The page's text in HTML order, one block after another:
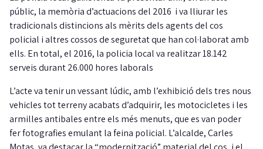
públic, la memòria d’actuacions del 2016 i va lliurar les
tradicionals distincions als mèrits dels agents del cos
policial i altres cossos de seguretat que han col·laborat amb
ells. En total, el 2016, la policia local va realitzar 18.142
serveis durant 26.000 hores laborals
L’acte va tenir un vessant lúdic, amb l’exhibició dels tres nous
vehicles tot terreny acabats d’adquirir, les motocicletes i les
armilles antibales entre els més menuts, que es van poder
fer fotografies emulant la feina policial. L’alcalde, Carles